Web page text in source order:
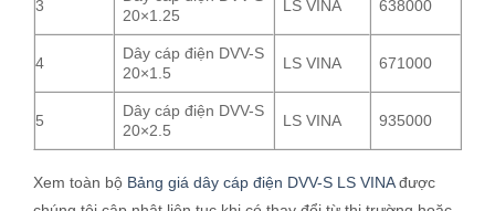
3
20×1.25
LS VINA 638000
4
Dây cáp điện DVV-S
20×1.5
LS VINA 671000
5
Dây cáp điện DVV-S
20×2.5
LS VINA 935000
Xem toàn bộ Bảng giá dây cáp điện DVV-S LS VINAđược